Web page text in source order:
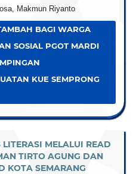
Makmun Riyanto
BAGI WARGA
SOSIAL PGOT MARDI
KUE SEMPRONG
MELALUI READ
TIRTO AGUNG DAN
KOTA SEMARANG